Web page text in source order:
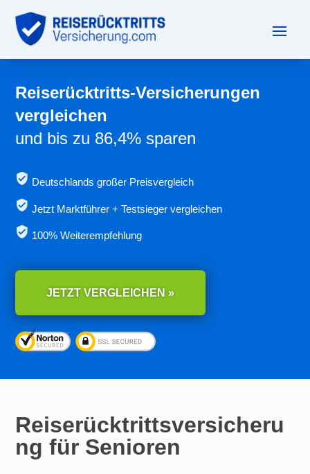
Reiserücktritts-Versicherungen
vergleichen
und bis zu 86,4% sparen
Deutschlands großer Preisvergleich
Jetzt Marktführer + Testsieger vergleichen
100% Weiterempfehlung
JETZT VERGLEICHEN »
Reiserücktrittsversicheru
ng für Senioren